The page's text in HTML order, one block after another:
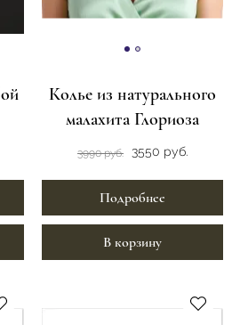
Колье из натурального
малахита Глориоза
3990 руб. 3550 руб.
Подробнее
В корзину